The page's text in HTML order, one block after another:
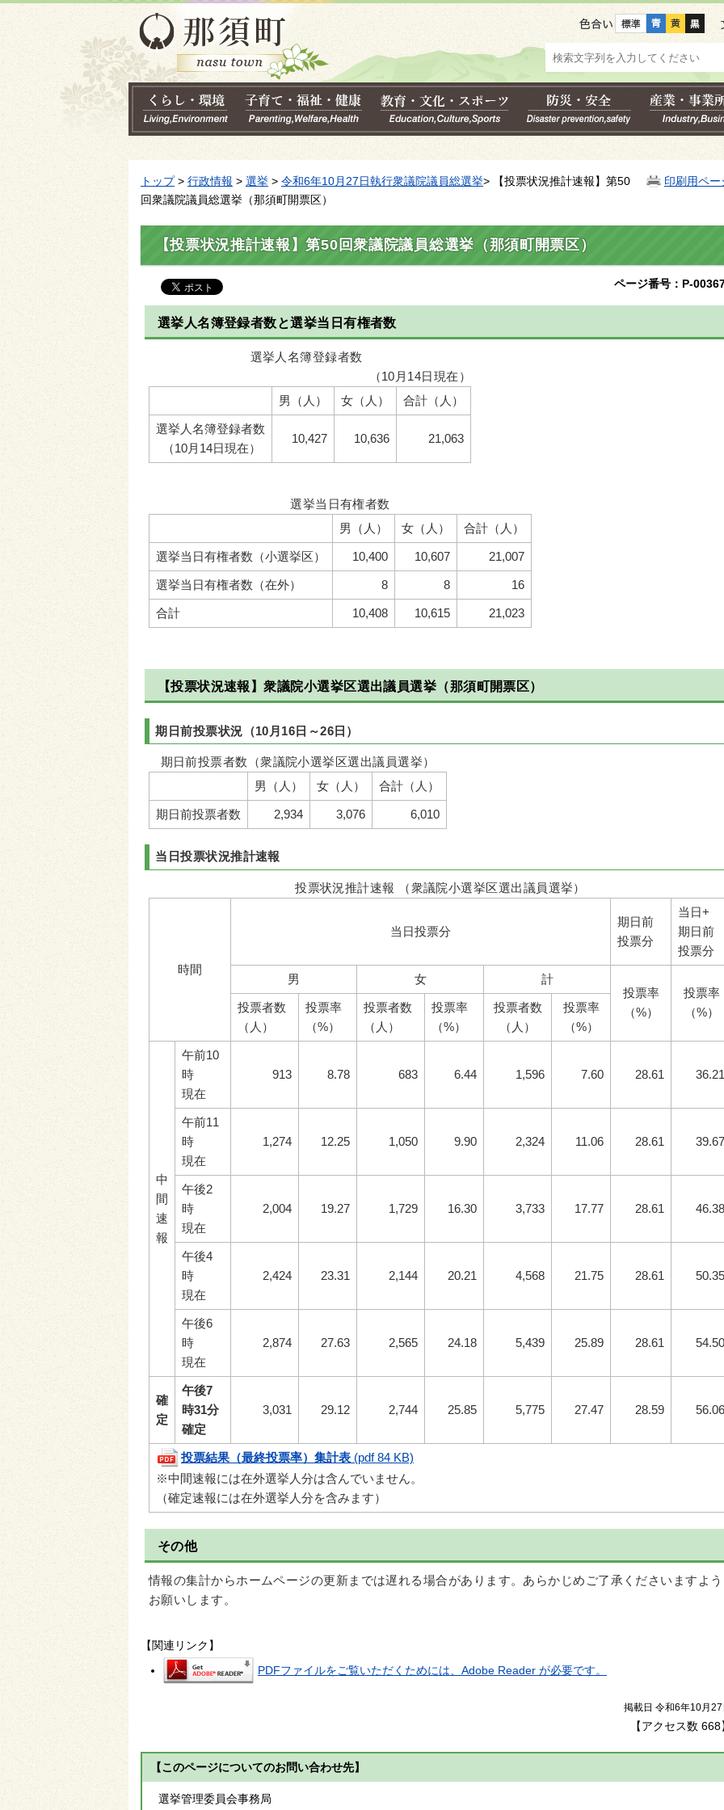
色合い
印刷用ペー
トップ> 行政情報 > 選挙 > 令和6年10月27日執行衆議院議員総選挙> 【投票状況推計速報】第50
回衆議院議員総選挙（那須町開票区）
【投票状況推計速報】第50回衆議院議員総選挙（那須町開票区）
ページ番号：P-
選挙人名簿登録者数と選挙当日有権者数
選挙人名簿登録者数
（10月14日現在）
男（人）
女（人） 合計（人）
選挙人名簿登録者数
（10月14日現在）
10,427 10,636 21,063
選挙当日有権者数
男（人）
女（人） 合計（人）
選挙当日有権者数（小選挙区） 10,400 10,607 21,007
選挙当日有権者数（在外） 8 8 16
合計 10,408 10,615 21,023
【投票状況速報】衆議院小選挙区選出議員選挙（那須町開票区）
期日前投票状況（10月16日～26日）
期日前投票者数（衆議院小選挙区選出議員選挙）
男（人）
女（人） 合計（人）
期日前投票者数 2,934 3,076 6,010
当日投票状況推計速報
投票状況推計速報 （衆議院小選挙区選出議員選挙）
時間
当日投票分
期日前
投票分
当日+
期日前
投票分
男 女
計
投票率
（%）
投票率
（%）
投票者数
（人）
投票率
（%）
投票者数
（人）
投票率
（%）
投票者数
（人）
投票率
（%）
中
間
速
報
午前10
時
現在
913 8.78 683 6.44 1,596 7.60 28.61 36.21
午前11
時
現在
1,274 12.25 1,050 9.90 2,324 11.06 28.61 39.67
午後2
時
現在
2,004 19.27 1,729 16.30 3,733 17.77 28.61 46.38
午後4
時
現在
2,424 23.31 2,144 20.21 4,568 21.75 28.61 50.35
午後6
時
現在
2,874 27.63 2,565 24.18 5,439 25.89 28.61 54.50
確
定
午後7
時31分
確定
3,031 29.12 2,744 25.85 5,775 27.47 28.59 56.06
投票結果（最終投票率）集計表 (pdf 84 KB)
※中間速報には在外選挙人分は含んでいません。
（確定速報には在外選挙人分を含みます）
その他
情報の集計からホームページの更新までは遅れる場合があります。あらかじめご了承くださいますよう
お願いします。
【関連リンク】
PDFファイルをご覧いただくためには、Adobe Reader が必要です。
掲載日 令和6年10月27
【アクセス数 668
【このページについてのお問い合わせ先】
選挙管理委員会事務局